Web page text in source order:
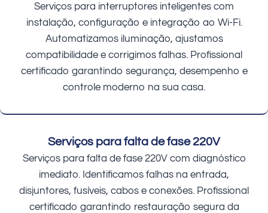
Serviços para interruptores inteligentes com
instalação, configuração e integração ao Wi-Fi.
Automatizamos iluminação, ajustamos
compatibilidade e corrigimos falhas. Profissional
certificado garantindo segurança, desempenho e
controle moderno na sua casa.
Serviços para falta de fase 220V
Serviços para falta de fase 220V com diagnóstico
imediato. Identificamos falhas na entrada,
disjuntores, fusíveis, cabos e conexões. Profissional
certificado garantindo restauração segura da